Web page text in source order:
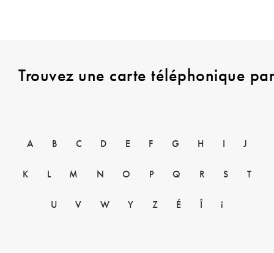
Trouvez une carte téléphonique
A B C D E F G H J
K L M N O P Q R S T
U V W Y Z É î